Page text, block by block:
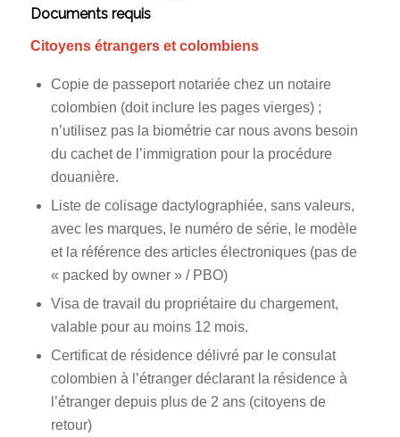
Documents requis
Citoyens étrangers et colombiens
Copie de passeport notariée chez un notaire
colombien (doit inclure les pages vierges) ;
n’utilisez pas la biométrie car nous avons besoin
du cachet de l’immigration pour la procédure
douanière.
Liste de colisage dactylographiée, sans valeurs,
avec les marques, le numéro de série, le modèle
et la référence des articles électroniques (pas de
« packed by owner » / PBO)
Visa de travail du propriétaire du chargement,
valable pour au moins 12 mois.
Certificat de résidence délivré par le consulat
colombien à l’étranger déclarant la résidence à
l’étranger depuis plus de 2 ans (citoyens de
retour)